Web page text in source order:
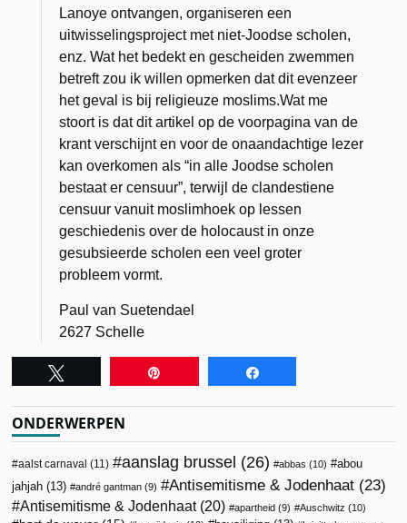
Lanoye ontvangen, organiseren een
uitwisselingsproject met niet-Joodse scholen,
enz. Wat het bedekt en gescheiden zwemmen
betreft zou ik willen opmerken dat dit evenzeer
het geval is bij religieuze moslims.Wat me
stoort is dat dit artikel op de voorpagina van de
krant verschijnt en voor de onaandachtige lezer
kan overkomen als “in alle Joodse scholen
bestaat er censuur”, terwijl de clandestiene
censuur vanuit moslimhoek op lessen
geschiedenis over de holocaust in onze
gesubsieerde scholen een veel groter
probleem vormt.
Paul van Suetendael
2627 Schelle
ONDERWERPEN
aalst carnaval (11) aanslag brussel (26) abbas (10)
abou
jahjah (13) andré gantman (9) Antisemitisme & Jodenhaat (23)
Antisemitisme & Jodenhaat(20) apartheid (9) Auschwitz (10)